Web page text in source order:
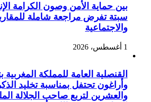
بين حماية الأمن وصون الكرامة
سبتة تفرض مراجعة شاملة
والاجتماعية
1 أغسطس، 2026
القنصلية العامة للمملكة المغربية
وأراغون تحتفل بمناسبة تخليد
والعشرين لتربع صاحب الجلالة